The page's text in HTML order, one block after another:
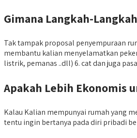
Gimana Langkah-
Tak tampak proposal penyempuraan
membantu kalian menyelamatkan
listrik, pemanas ..dll) 6. cat dan juga
Apakah Lebih Ekonomis
Kalau Kalian mempunyai rumah yang
tentu ingin bertanya pada diri pribadi